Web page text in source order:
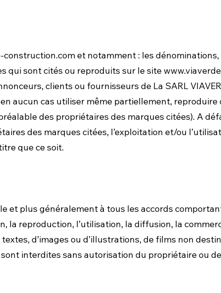
construction.comet notamment : les
qui sont cités ou reproduits sur le site
clients ou fournisseurs de La SARL
aucun cas utiliser même partiellement, reproduire
des propriétaires des marques citées). A
des marques citées, l’exploitation et/ou
que ce soit.
et plus généralement à tous les accords
la reproduction, l’utilisation, la diffusion, la
d’images ou d’illustrations, de films non
interdites sans autorisation du propriétaire ou